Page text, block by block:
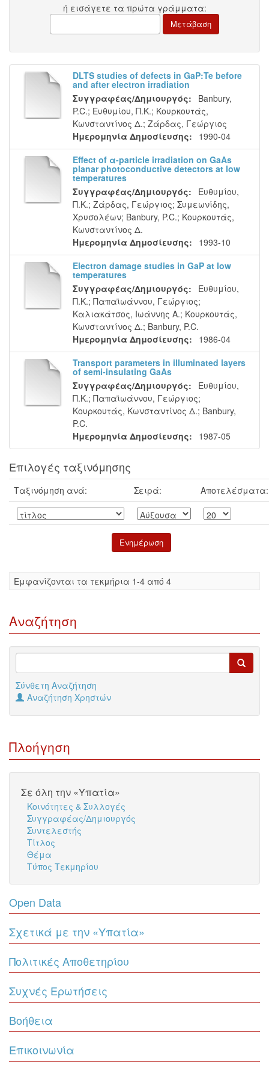
ή εισάγετε τα πρώτα γράμματα:
DLTS studies of defects in GaP:Te before
and after electron irradiation
Συγγραφέας/Δημιουργός:
Banbury,
P.C.; Ευθυμίου, Π.Κ.; Κουρκουτάς,
Κωνσταντίνος Δ.; Ζάρδας, Γεώργιος
Ημερομηνία Δημοσίευσης:
1990-04
Effect of α-particle irradiation on GaAs
planar photoconductive detectors at low
temperatures
Συγγραφέας/Δημιουργός:
Ευθυμίου,
Π.Κ.; Ζάρδας, Γεώργιος; Συμεωνίδης,
Χρυσολέων; Banbury, P.C.; Κουρκουτάς,
Κωνσταντίνος Δ.
Ημερομηνία Δημοσίευσης:
1993-10
Electron damage studies in GaP at low
temperatures
Συγγραφέας/Δημιουργός:
Ευθυμίου,
Π.Κ.; Παπαϊωάννου, Γεώργιος;
Καλιακάτσος, Ιωάννης Α.; Κουρκουτάς,
Κωνσταντίνος Δ.; Banbury, P.C.
Ημερομηνία Δημοσίευσης:
1986-04
Transport parameters in illuminated layers
of semi-insulating GaAs
Συγγραφέας/Δημιουργός:
Ευθυμίου,
Π.Κ.; Παπαϊωάννου, Γεώργιος;
Κουρκουτάς, Κωνσταντίνος Δ.; Banbury,
P.C.
Ημερομηνία Δημοσίευσης:
1987-05
Επιλογές ταξινόμησης
Ταξινόμηση ανά: Σειρά: Αποτελέσματα:
Eμφανίζονται τα τεκμήρια 1-4 από 4
Αναζήτηση
Σύνθετη Αναζήτηση
Αναζήτηση Χρηστών
Πλοήγηση
Σε όλη την «Υπατία»
Κοινότητες & Συλλογές
Συγγραφέας/Δημιουργός
Συντελεστής
Τίτλος
Θέμα
Τύπος Τεκμηρίου
Open Data
Σχετικά με την «Υπατία»
Πολιτικές Αποθετηρίου
Συχνές Ερωτήσεις
Βοήθεια
Επικοινωνία